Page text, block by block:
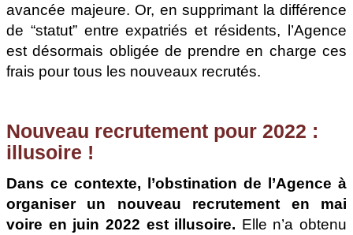
avancée majeure. Or, en supprimant la différence
de “statut” entre expatriés et résidents, l’Agence
est désormais obligée de prendre en charge ces
frais pour tous les nouveaux recrutés.
Nouveau recrutement pour 2022 :
illusoire !
Dans ce contexte, l’obstination de l’Agence à
organiser un nouveau recrutement en mai
voire en juin 2022 est illusoire. Elle n’a obtenu